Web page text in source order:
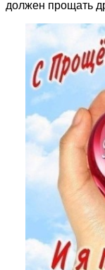
должен прощать